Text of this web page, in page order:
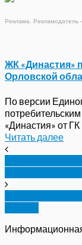
Реклама. Рекламодатель
ЖК «Династия»
Орловской
По версии
«Династия» от
Читать далее
Информационная